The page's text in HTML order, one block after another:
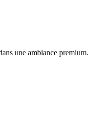
une ambiance premium.